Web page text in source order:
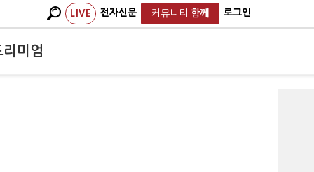
LIVE 전자신문 커뮤니티 함께 로그인
리미엄